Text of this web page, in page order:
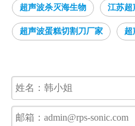
超声波杀灭海生物 江苏超
超声波蛋糕切割刀厂家 超